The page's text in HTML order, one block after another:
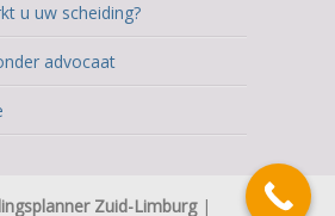
u uw scheiding?
advocaat
Zuid-Limburg|